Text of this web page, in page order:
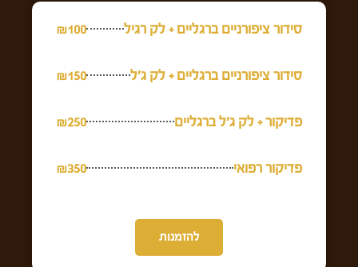
סידור ציפורניים ברגליים + לק רגיל ₪100
סידור ציפורניים ברגליים + לק ג'ל ₪150
פדיקור + לק ג'ל ברגליים ₪250
פדיקור רפואי ₪350
להזמנות